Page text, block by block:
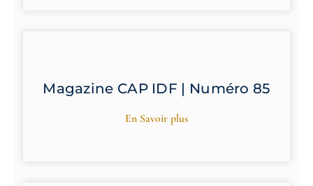
Magazine CAP IDF | Numéro 85
En Savoir plus